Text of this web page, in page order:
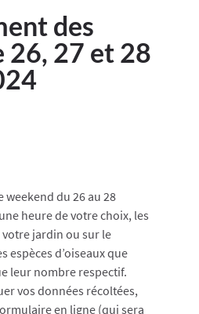
des
26, 27 et 28
weekend du 26 au 28
heure de votre choix, les
jardin ou sur le
espèces d’oiseaux que
leur nombre respectif.
vos données récoltées,
en ligne (qui sera